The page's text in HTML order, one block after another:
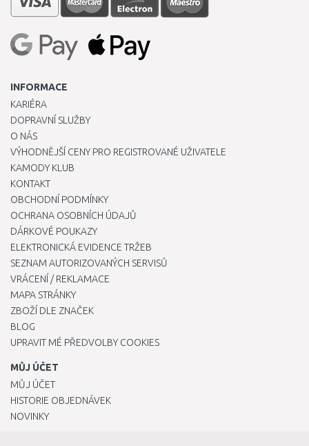
INFORMACE
KARIÉRA
DOPRAVNÍ SLUŽBY
O NÁS
VÝHODNĚJŠÍ CENY PRO REGISTROVANÉ UŽIVATELE
KAMODY KLUB
KONTAKT
OBCHODNÍ PODMÍNKY
OCHRANA OSOBNÍCH ÚDAJŮ
DÁRKOVÉ POUKAZY
ELEKTRONICKÁ EVIDENCE TRŽEB
SEZNAM AUTORIZOVANÝCH SERVISŮ
VRÁCENÍ / REKLAMACE
MAPA STRÁNKY
ZBOŽÍ DLE ZNAČEK
BLOG
UPRAVIT MÉ PŘEDVOLBY COOKIES
MŮJ ÚČET
MŮJ ÚČET
HISTORIE OBJEDNÁVEK
NOVINKY